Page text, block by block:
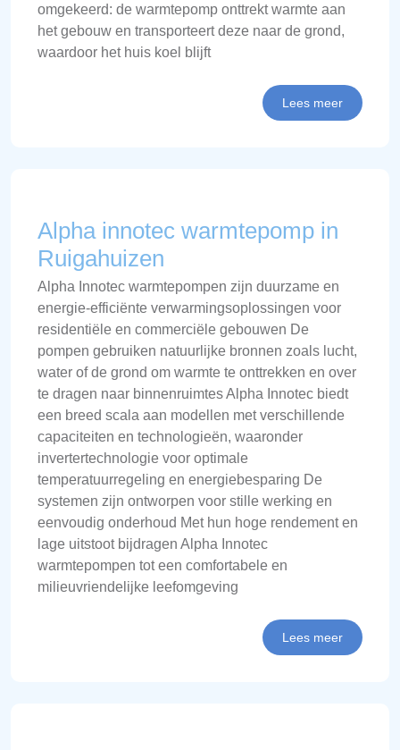
omgekeerd: de warmtepomp onttrekt warmte aan
het gebouw en transporteert deze naar de grond,
waardoor het huis koel blijft
Lees meer
Alpha innotec warmtepomp in
Ruigahuizen
Alpha Innotec warmtepompen zijn duurzame en
energie-efficiënte verwarmingsoplossingen voor
residentiële en commerciële gebouwen De
pompen gebruiken natuurlijke bronnen zoals lucht,
water of de grond om warmte te onttrekken en over
te dragen naar binnenruimtes Alpha Innotec biedt
een breed scala aan modellen met verschillende
capaciteiten en technologieën, waaronder
invertertechnologie voor optimale
temperatuurregeling en energiebesparing De
systemen zijn ontworpen voor stille werking en
eenvoudig onderhoud Met hun hoge rendement en
lage uitstoot bijdragen Alpha Innotec
warmtepompen tot een comfortabele en
milieuvriendelijke leefomgeving
Lees meer